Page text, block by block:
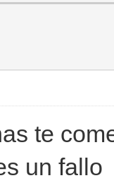
te
un fallo